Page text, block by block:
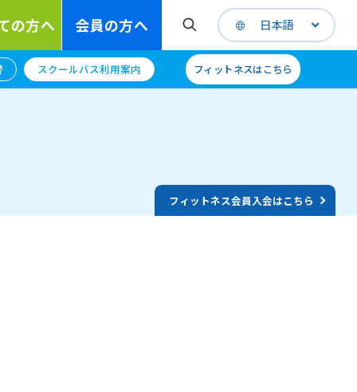
の方へ 会員の方へ 日本語
スクールバス利用案内 フィットネスはこちら
フィットネス会員入会はこちら